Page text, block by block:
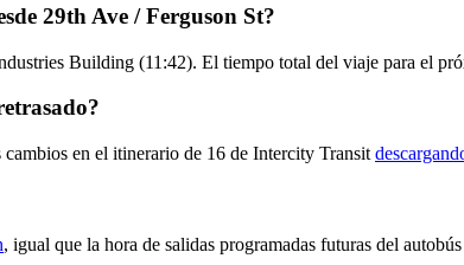
29th Ave / Ferguson St?
Building (11:42). El tiempo total del viaje para el
en el itinerario de 16 de Intercity Transit
, igual que la hora de salidas programadas futuras del